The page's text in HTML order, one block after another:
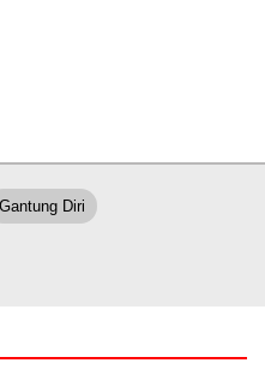
Gantung Diri